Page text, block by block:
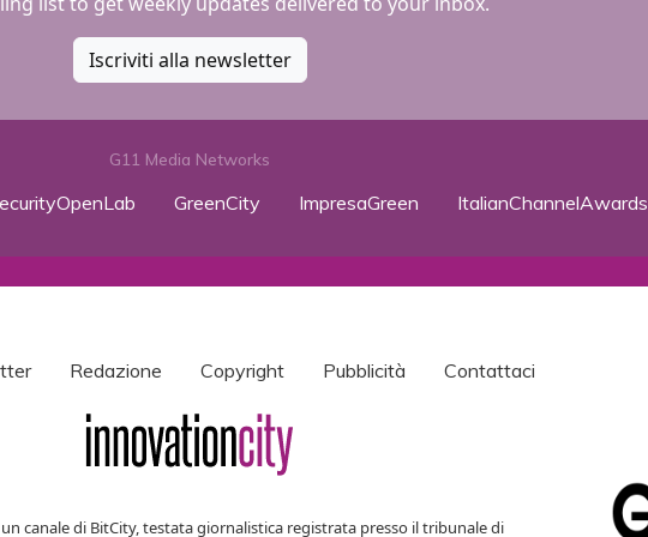
Iscriviti alla newsletter
G11 Media Networks
GreenCity ImpresaGreen ItalianChannelAwards
Redazione Copyright Pubblicità Contattaci
canale di BitCity, testata giornalistica registrata presso il tribunale di